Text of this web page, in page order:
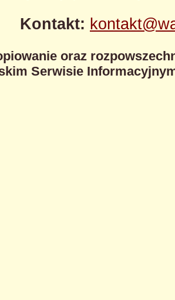
Kontakt:
oraz
Serwisie